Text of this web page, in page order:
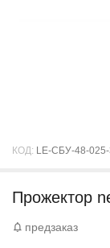
КОД: LE-СБУ-48-
Прожектор
предзаказ